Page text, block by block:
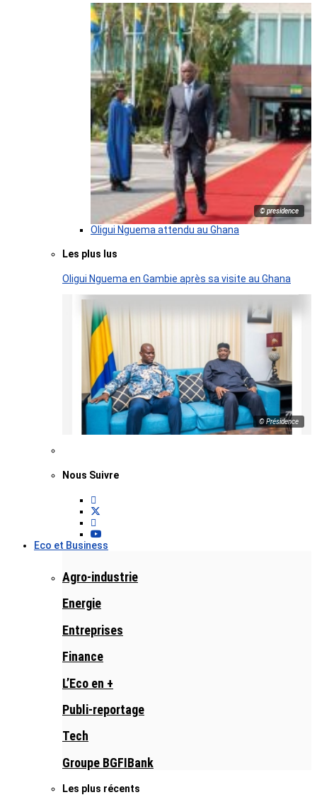
© presidence
Oligui Nguema attendu au Ghana
Les plus lus
Oligui Nguema en Gambie après sa visite au Ghana
© Présidence
Nous Suivre
Eco et Business
Agro-industrie
Energie
Entreprises
Finance
L’Eco en +
Publi-reportage
Tech
Groupe BGFIBank
Les plus récents